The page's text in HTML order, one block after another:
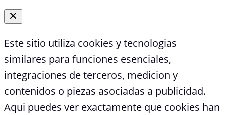
Este sitio utiliza cookies y tecnologias
similares para funciones esenciales,
integraciones de terceros, medicion y
contenidos o piezas asociadas a publicidad.
Aqui puedes ver exactamente que cookies han